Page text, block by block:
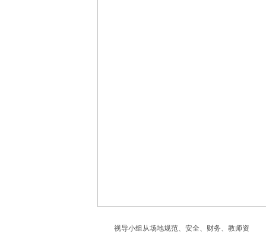
视导小组从场地规范、安全、财务、教师资